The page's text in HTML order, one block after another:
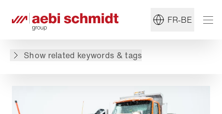
FR-BE
Show related keywords & tags
#Machines de marquage des chaussées